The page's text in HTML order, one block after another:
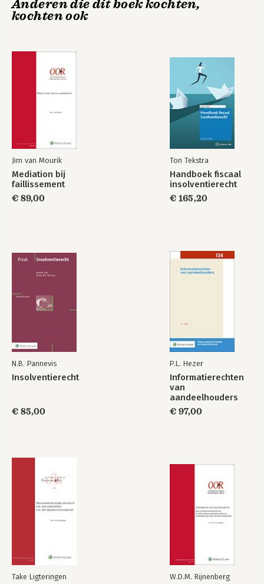
Anderen die dit boek kochten,
kochten ook
Jim van Mourik
Mediation bij
faillissement
€ 89,00
Ton Tekstra
Handboek fiscaal
insolventierecht
€ 165,20
N.B. Pannevis
Insolventierecht
€ 85,00
P.L. Hezer
Informatierechten
van
aandeelhouders
€ 97,00
Take Ligteringen W.D.M. Rijnenberg